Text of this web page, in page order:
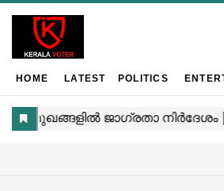
HOME LATEST POLITICS